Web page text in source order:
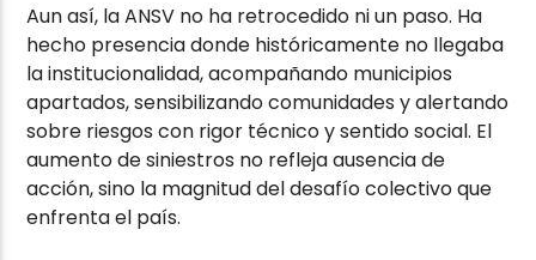
Aun así, la ANSV no ha retrocedido ni un paso. Ha
hecho presencia donde históricamente no llegaba
la institucionalidad, acompañando municipios
apartados, sensibilizando comunidades y alertando
sobre riesgos con rigor técnico y sentido social. El
aumento de siniestros no refleja ausencia de
acción, sino la magnitud del desafío colectivo que
enfrenta el país.